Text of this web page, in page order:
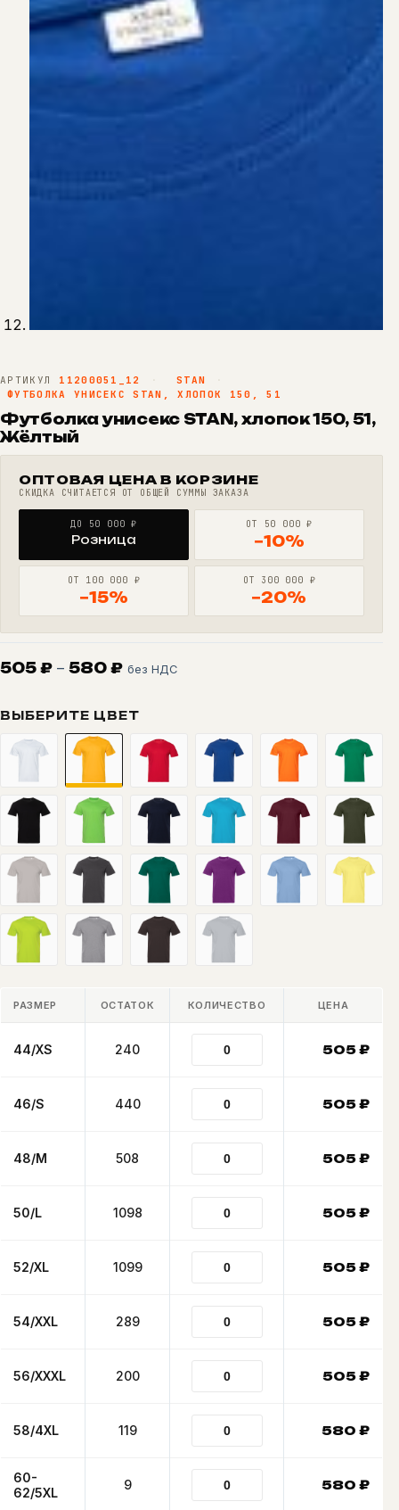
АРТИКУЛ 11200051_12 · STAN
·
ФУТБОЛКА УНИСЕКС STAN, ХЛОПОК 150, 51
Футболка унисекс STAN, хлопок 150, 51,
Жёлтый
ОПТОВАЯ ЦЕНА В КОРЗИНЕ
СКИДКА СЧИТАЕТСЯ ОТ ОБЩЕЙ СУММЫ ЗАКАЗА
ДО 50 000 ₽
Розница
ОТ 50 000 ₽
−10%
ОТ 100 000 ₽
−15%
ОТ 300 000 ₽
−20%
505 ₽ – 580 ₽Диапазон
–
580 ₽
без НДС
ВЫБЕРИТЕ ЦВЕТ
РАЗМЕР ОСТАТОК КОЛИЧЕСТВО ЦЕНА
44/XS 240 505₽
46/S 440 505₽
48/M 508 505₽
50/L 1098 505₽
52/XL 1099 505₽
54/XXL 289 505₽
56/XXXL 200 505₽
58/4XL 119 580 ₽
60-
62/5XL
9 580 ₽